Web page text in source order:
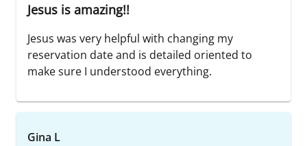
Jesus is amazing!!
Jesus was very helpful with changing my
reservation date and is detailed oriented to
make sure I understood everything.
Gina L